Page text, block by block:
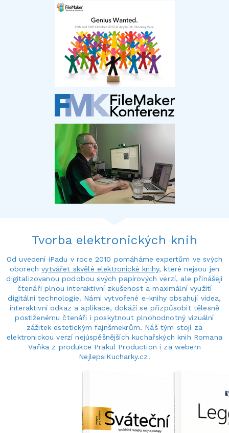
Tvorba elektronických knih
Od uvedení iPadu v roce 2010 pomáháme expertům ve svých
oborechvytvářet skvělé elektronické knihy, které nejsou jen
digitalizovanou podobou svých papírových verzí, ale přinášejí
čtenáři plnou interaktivní zkušenost a maximální využití
digitální technologie. Námi vytvořené e-knihy obsahují videa,
interaktivní odkaz a aplikace, dokáží se přizpůsobit tělesně
postiženému čtenáři i poskytnout plnohodnotný vizuální
zážitek estetickým fajnšmekrům. Náš tým stojí za
elektronickou verzí nejúspěšnějších kuchařských knih Romana
Vaňka z produkce Prakul Production i za webem
NejlepsiKucharky.cz.